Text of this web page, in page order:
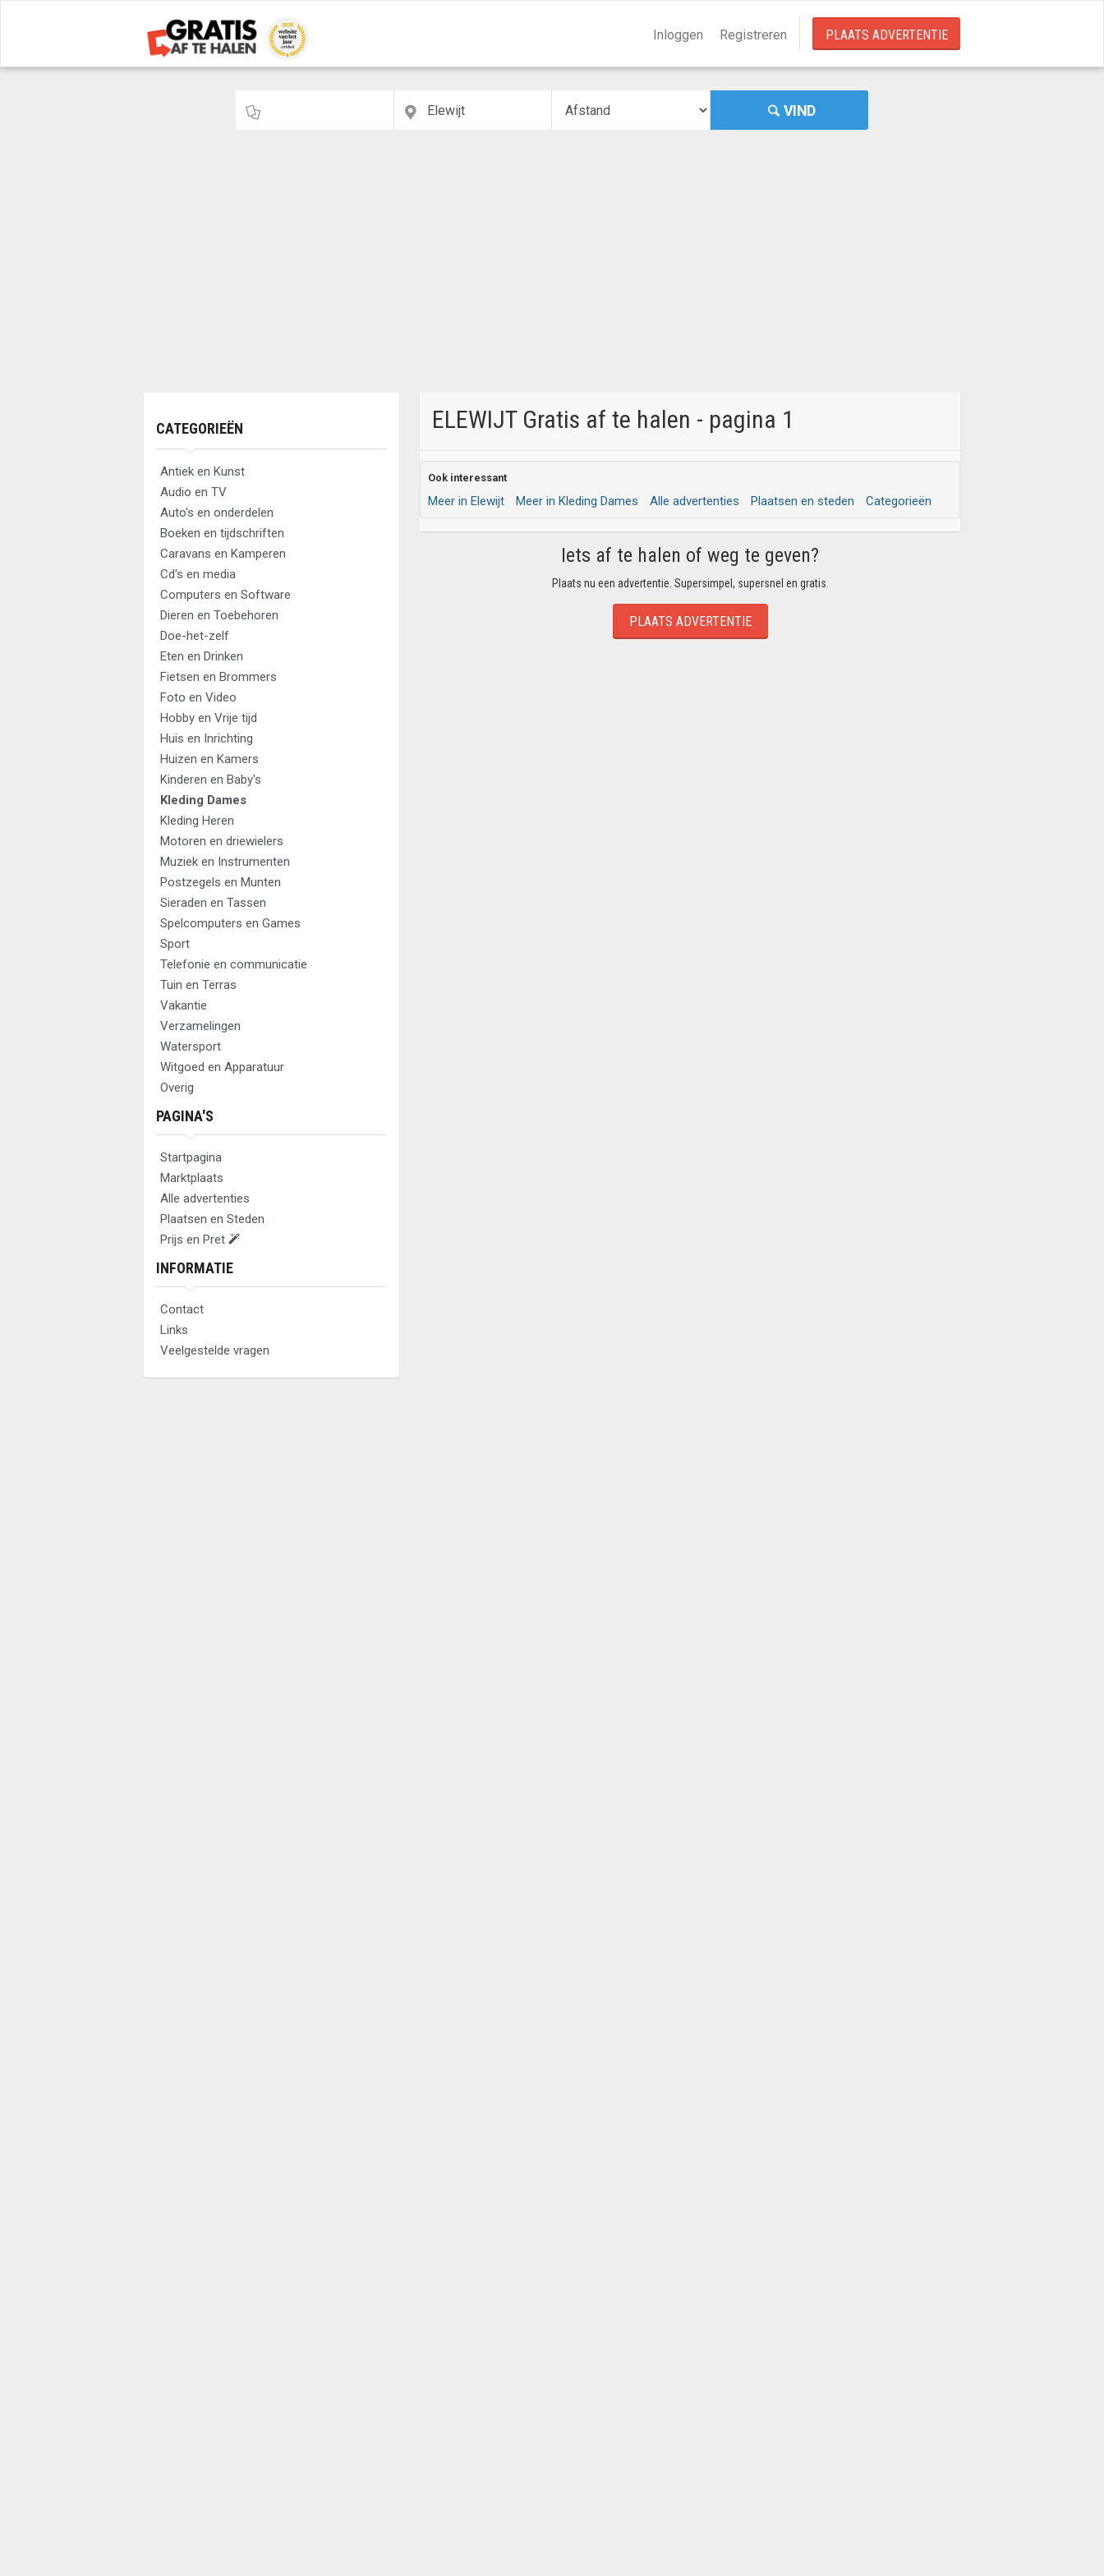
Inloggen Registreren PLAATS ADVERTENTIE
VIND
CATEGORIEËN
Antiek en Kunst
Audio en TV
Auto's en onderdelen
Boeken en tijdschriften
Caravans en Kamperen
Cd's en media
Computers en Software
Dieren en Toebehoren
Doe-het-zelf
Eten en Drinken
Fietsen en Brommers
Foto en Video
Hobby en Vrije tijd
Huis en Inrichting
Huizen en Kamers
Kinderen en Baby's
Kleding Dames
Kleding Heren
Motoren en driewielers
Muziek en Instrumenten
Postzegels en Munten
Sieraden en Tassen
Spelcomputers en Games
Sport
Telefonie en communicatie
Tuin en Terras
Vakantie
Verzamelingen
Watersport
Witgoed en Apparatuur
Overig
PAGINA'S
Startpagina
Marktplaats
Alle advertenties
Plaatsen en Steden
Prijs en Pret
INFORMATIE
Contact
Links
Veelgestelde vragen
ELEWIJT Gratis af te halen - pagina 1
Ook interessant
Meer in Elewijt Meer in Kleding Dames Alle advertenties Plaatsen en steden Categorieën
Iets af te halen of weg te geven?
Plaats nu een advertentie. Supersimpel, supersnel en gratis.
PLAATS ADVERTENTIE